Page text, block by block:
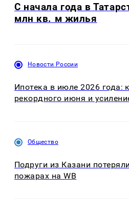
С начала года в
млн кв. м жилья
Новости России
Ипотека в июле 2026 года:
рекордного июня и
Общество
Подруги из Казани
пожарах на WB